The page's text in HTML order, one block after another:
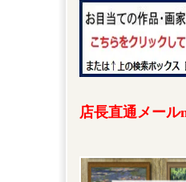
店長直通メー